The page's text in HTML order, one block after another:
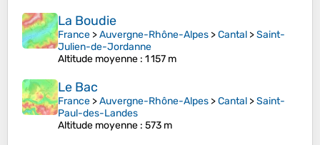
La Boudie
France >Auvergne-Rhône-Alpes >Cantal >Saint-
Julien-de-Jordanne
Altitude moyenne : 1 157 m
Le Bac
France >Auvergne-Rhône-Alpes >Cantal >Saint-
Paul-des-Landes
Altitude moyenne : 573 m